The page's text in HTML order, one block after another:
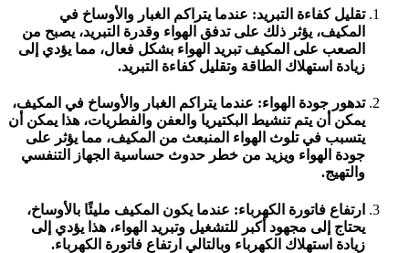
تقليل كفاءة التبريد: عندما يتراكم الغبار والأوساخ في
المكيف، يؤثر ذلك على تدفق الهواء وقدرة التبريد، يصبح من
الصعب على المكيف تبريد الهواء بشكل فعال، مما يؤدي إلى
زيادة استهلاك الطاقة وتقليل كفاءة التبريد.
تدهور جودة الهواء: عندما يتراكم الغبار والأوساخ في المكيف،
يمكن أن يتم تنشيط البكتيريا والعفن والفطريات، هذا يمكن أن
يتسبب في تلوث الهواء المنبعث من المكيف، مما يؤثر على
جودة الهواء ويزيد من خطر حدوث حساسية الجهاز التنفسي
والتهيج.
ارتفاع فاتورة الكهرباء: عندما يكون المكيف مليئًا بالأوساخ،
يحتاج إلى مجهود أكبر للتشغيل وتبريد الهواء، هذا يؤدي إلى
زيادة استهلاك الكهرباء وبالتالي ارتفاع فاتورة الكهرباء.